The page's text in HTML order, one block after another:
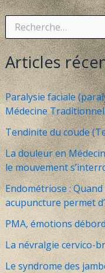
R
e
c
h
e
r
c
h
e
r
:
Articles
Paralysie faciale
Médecine
Tendinite du coude
La douleur en
le mouvement
Endométriose :
acupuncture permet
PMA, émotions
La névralgie cervico-
Le syndrome des